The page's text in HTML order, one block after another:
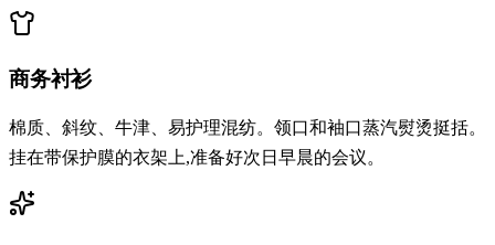
商务衬衫
棉质、斜纹、牛津、易护理混纺。领口和袖口蒸汽熨烫挺括。
挂在带保护膜的衣架上,准备好次日早晨的会议。